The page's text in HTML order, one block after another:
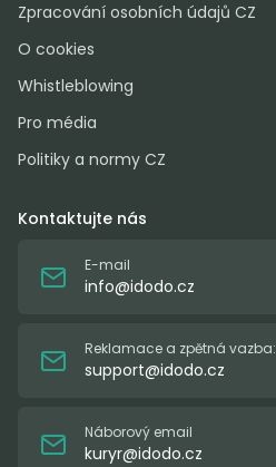
Zpracování osobních údajů CZ
O cookies
Whistleblowing
Pro média
Politiky a normy CZ
Kontaktujte nás
E-mail
info@idodo.cz
Reklamace a zpětná vazba:
support@idodo.cz
Náborový email
kuryr@idodo.cz